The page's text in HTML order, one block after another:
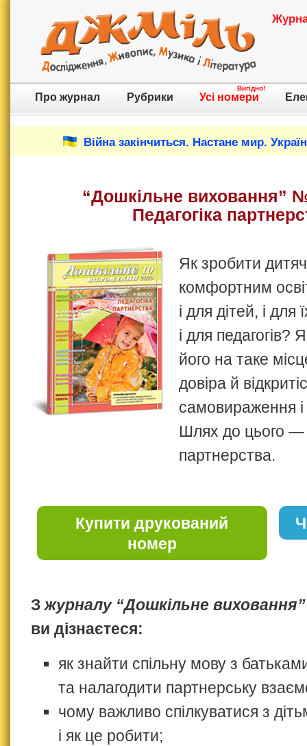
Про журнал Рубрики Усі номери
Вигідно!
Війна закінчиться. Настане мир.
“Дошкільне виховання”
Педагогіка
Як зробити
комфортним
і для дітей, і для
і для педагогів?
його на таке
довіра й
самовираження
Шлях до цього —
партнерства.
Купити друкований
номер
З журналу “Дошкільне
ви дізнаєтеся:
як знайти спільну мову з
та налагодити партнерську
чому важливо спілкуватися з
і як це робити;